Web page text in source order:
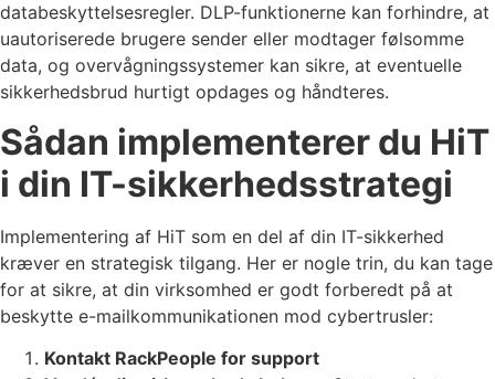
databeskyttelsesregler. DLP-funktionerne kan forhindre, at
uautoriserede brugere sender eller modtager følsomme
data, og overvågningssystemer kan sikre, at eventuelle
sikkerhedsbrud hurtigt opdages og håndteres.
Sådan implementerer du HiT
i din IT-sikkerhedsstrategi
Implementering af HiT som en del af din IT-sikkerhed
kræver en strategisk tilgang. Her er nogle trin, du kan tage
for at sikre, at din virksomhed er godt forberedt på at
beskytte e-mailkommunikationen mod cybertrusler:
Kontakt RackPeople for support